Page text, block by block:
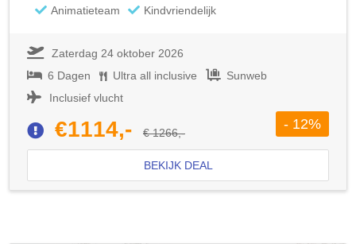
Animatieteam Kindvriendelijk
Zaterdag 24 oktober 2026
6 Dagen
Ultra all inclusive
Sunweb
Inclusief vlucht
€1114,- € 1266,-
- 12%
BEKIJK DEAL